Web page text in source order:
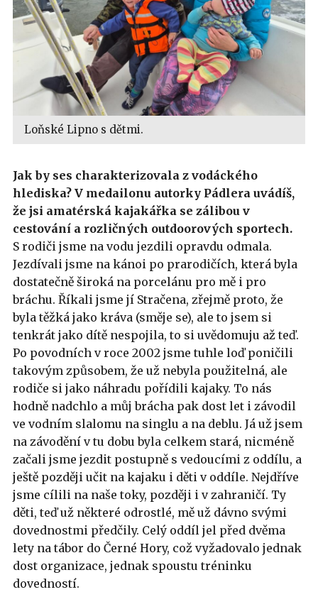
Loňské Lipno s dětmi.
Jak by ses charakterizovala z vodáckého
hlediska? V medailonu autorky Pádlera uvádíš,
že jsi amatérská kajakářka se zálibou v
cestování a rozličných outdoorových sportech.
S rodiči jsme na vodu jezdili opravdu odmala.
Jezdívali jsme na kánoi po prarodičích, která byla
dostatečně široká na porcelánu pro mě i pro
bráchu. Říkali jsme jí Stračena, zřejmě proto, že
byla těžká jako kráva (směje se), ale to jsem si
tenkrát jako dítě nespojila, to si uvědomuju až teď.
Po povodních v roce 2002 jsme tuhle loď poničili
takovým způsobem, že už nebyla použitelná, ale
rodiče si jako náhradu pořídili kajaky. To nás
hodně nadchlo a můj brácha pak dost let i závodil
ve vodním slalomu na singlu a na deblu. Já už jsem
na závodění v tu dobu byla celkem stará, nicméně
začali jsme jezdit postupně s vedoucími z oddílu, a
ještě později učit na kajaku i děti v oddíle. Nejdříve
jsme cílili na naše toky, později i v zahraničí. Ty
děti, teď už některé odrostlé, mě už dávno svými
dovednostmi předčily. Celý oddíl jel před dvěma
lety na tábor do Černé Hory, což vyžadovalo jednak
dost organizace, jednak spoustu tréninku
dovedností.